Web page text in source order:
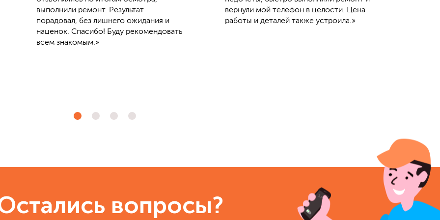
выполнили ремонт. Результат
порадовал, без лишнего ожидания и
наценок. Спасибо! Буду рекомендовать
всем знакомым.»
вернули мой телефон в целости. Цена
работы и деталей также устроила.»
вопросы?